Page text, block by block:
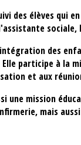
des élèves qui
des
participe à la
et aux
une mission
mais